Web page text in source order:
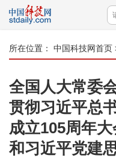
所在位置： 中国科技网首页
全国人大常委
贯彻习近平总
成立105周年
和习近平党建